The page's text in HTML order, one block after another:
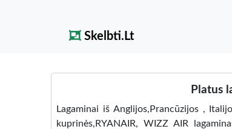
Skelbti.Lt
Platus
Lagaminai iš Anglijos,Prancūzijos ,
kuprinės,RYANAIR, WIZZ AIR